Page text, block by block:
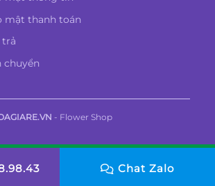
mật thanh toán
trả
chuyển
- Flower Shop
Chat Zalo